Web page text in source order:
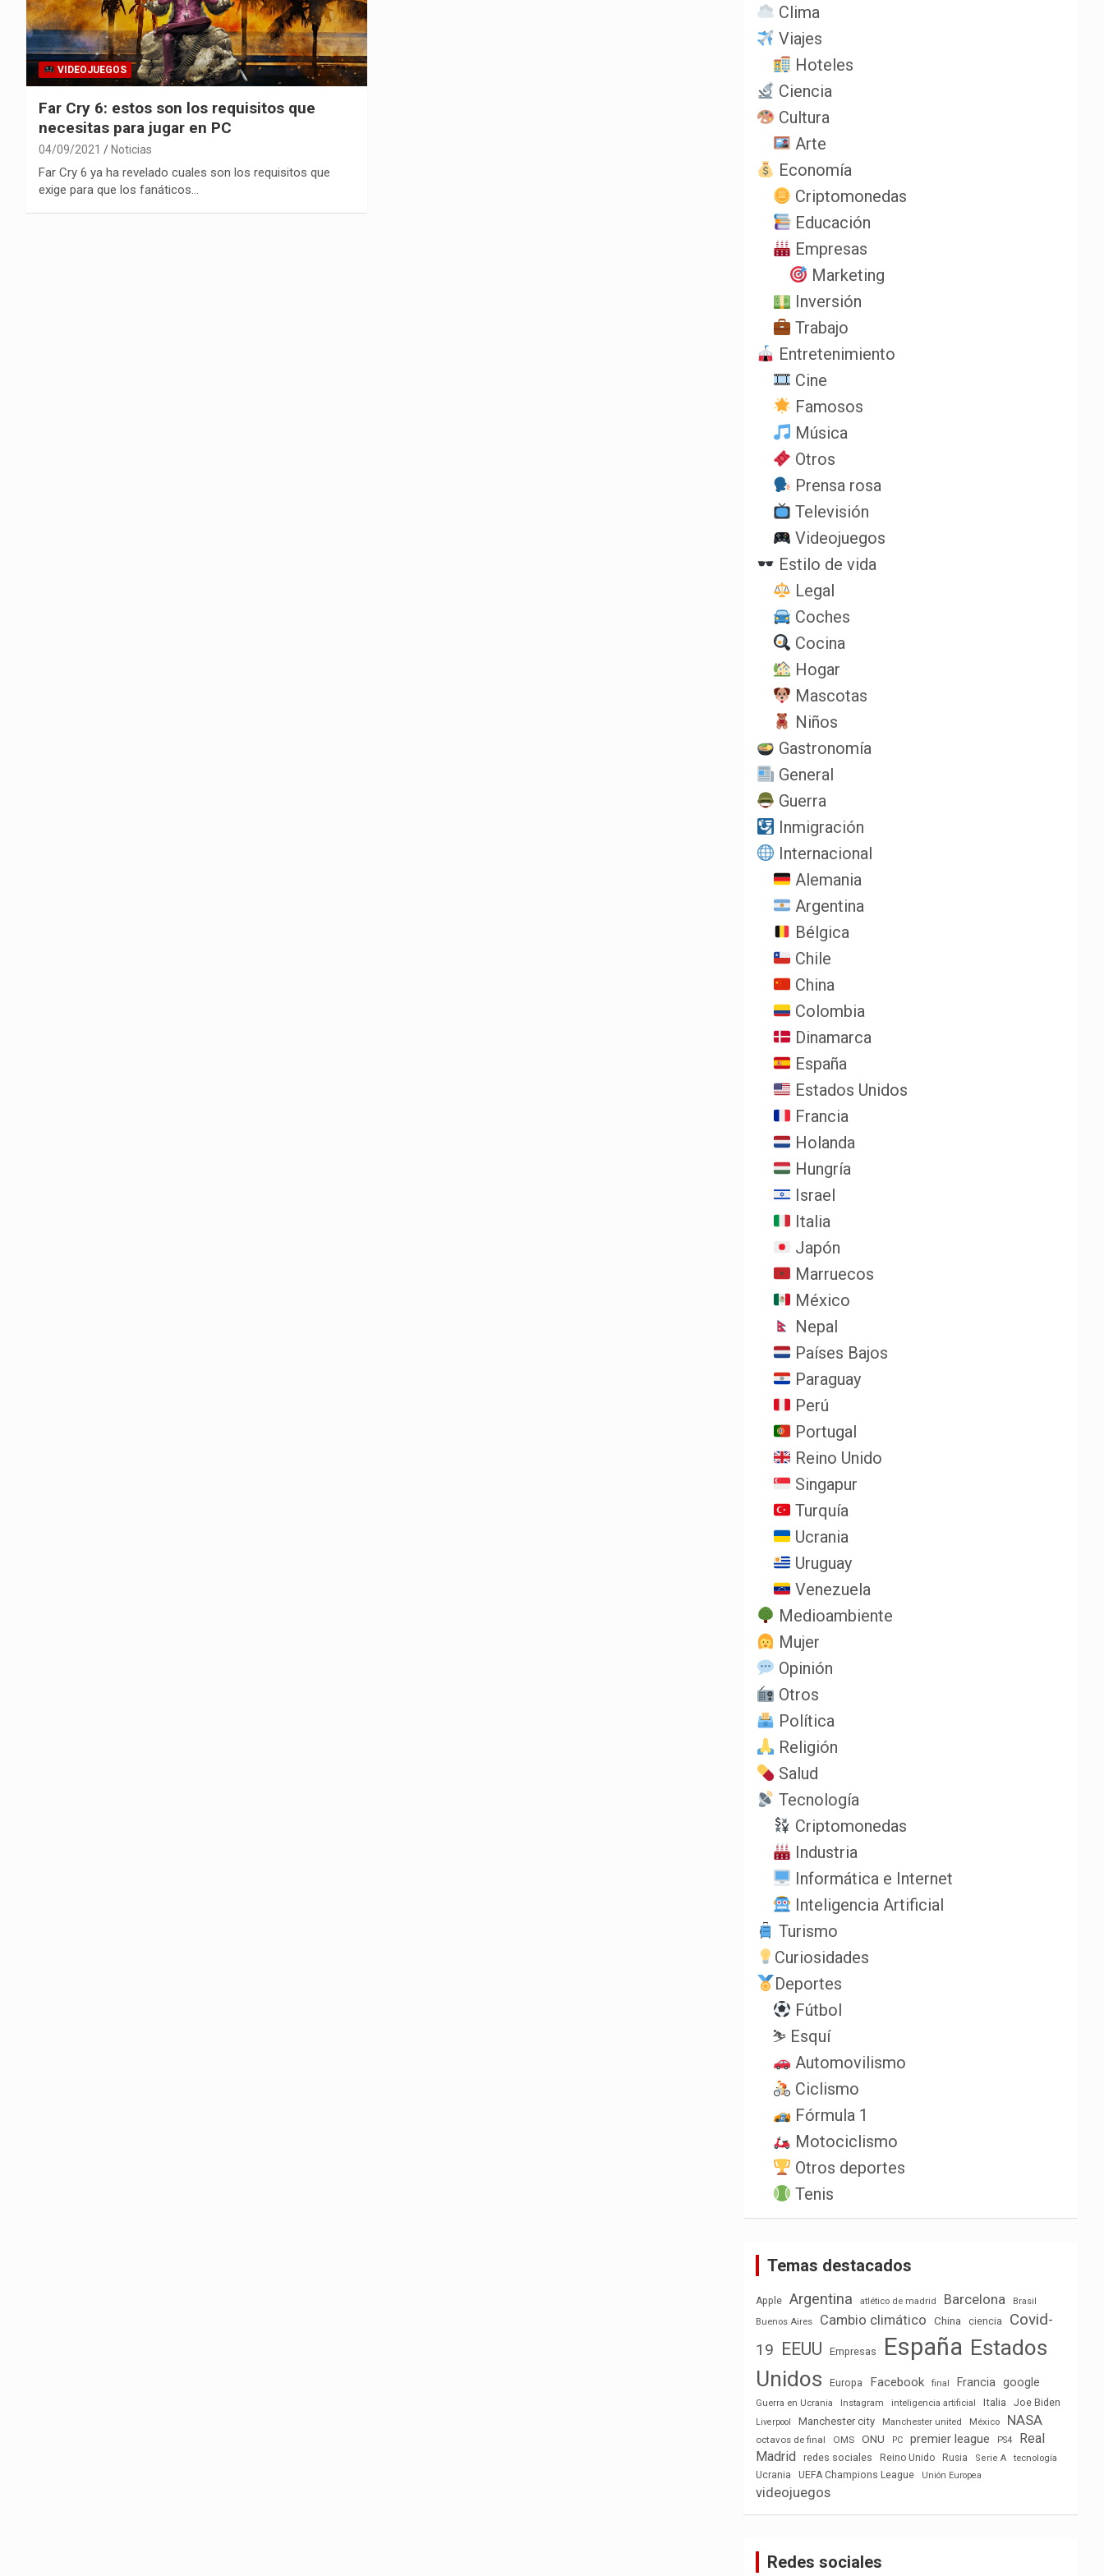
VIDEOJUEGOS
Far Cry 6: estos son los requisitos que
necesitas para jugar en PC
04/09/2021 Noticias
Far Cry 6 ya ha revelado cuales son los requisitos que
exige para que los fanáticos…
Clima
Viajes
Hoteles
Ciencia
Cultura
Arte
Economía
Criptomonedas
Educación
Empresas
Marketing
Inversión
Trabajo
Entretenimiento
Cine
Famosos
Música
Otros
Prensa rosa
Televisión
Videojuegos
Estilo de vida
Legal
Coches
Cocina
Hogar
Mascotas
Niños
Gastronomía
General
Guerra
Inmigración
Internacional
Alemania
Argentina
Bélgica
Chile
China
Colombia
Dinamarca
España
Estados Unidos
Francia
Holanda
Hungría
Israel
Italia
Japón
Marruecos
México
Nepal
Países Bajos
Paraguay
Perú
Portugal
Reino Unido
Singapur
Turquía
Ucrania
Uruguay
Venezuela
Medioambiente
Mujer
Opinión
Otros
Política
Religión
Salud
Tecnología
Criptomonedas
Industria
Informática e Internet
Inteligencia Artificial
Turismo
Curiosidades
Deportes
Fútbol
⛷️ Esquí
Automovilismo
Ciclismo
Fórmula 1
Motociclismo
Otros deportes
Tenis
Temas destacados
Apple Argentina atlético de madrid Barcelona
Brasil
Buenos Aires
Cambio climático China ciencia
Covid-
19
EEUU Empresas España Estados
Unidos
Europa Facebook final Francia google
Guerra en Ucrania Instagram inteligencia artificial Italia Joe Biden
Liverpool Manchester city Manchester united México NASA
octavos de final OMS ONU PC premier league PS4
Real
Madrid
redes sociales Reino Unido Rusia Serie A
tecnología
Ucrania
UEFA Champions League Unión Europea
videojuegos
Redes sociales